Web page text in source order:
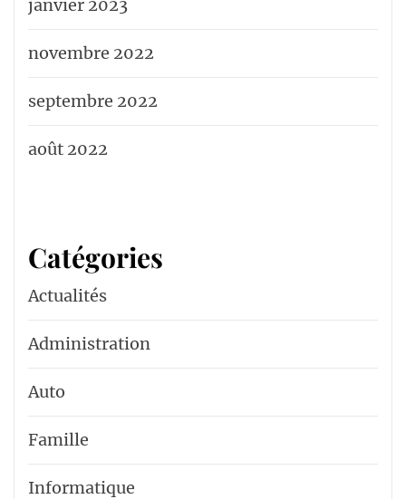
janvier 2023
novembre 2022
septembre 2022
août 2022
Catégories
Actualités
Administration
Auto
Famille
Informatique